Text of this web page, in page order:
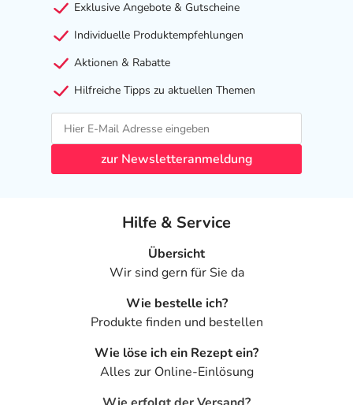
Exklusive Angebote & Gutscheine
Individuelle Produktempfehlungen
Aktionen & Rabatte
Hilfreiche Tipps zu aktuellen Themen
zur Newsletteranmeldung
Hilfe & Service
Übersicht
Wir sind gern für Sie da
Wie bestelle ich?
Produkte finden und bestellen
Wie löse ich ein Rezept ein?
Alles zur Online-Einlösung